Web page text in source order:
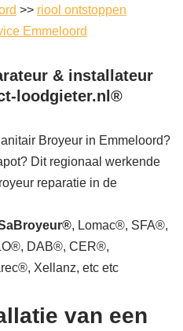
>> riool ontstoppen
Emmeloord
& installateur
loodgieter.nl®
Broyeur in Emmeloord?
Dit regionaal werkende
reparatie in de
, Lomac®, SFA®,
DAB®, CER®,
Xellanz, etc etc
van een